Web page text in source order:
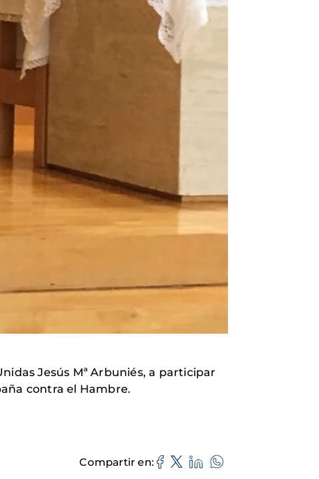
Jesús Mª Arbuniés, a participar
contra el Hambre.
Compartir en